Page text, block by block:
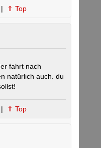
| ⇑ Top
fahrt nach
natürlich auch. du
| ⇑ Top